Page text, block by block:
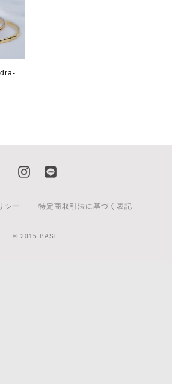
シー 特定商取引法に基づく表記
© 2015 BASE.